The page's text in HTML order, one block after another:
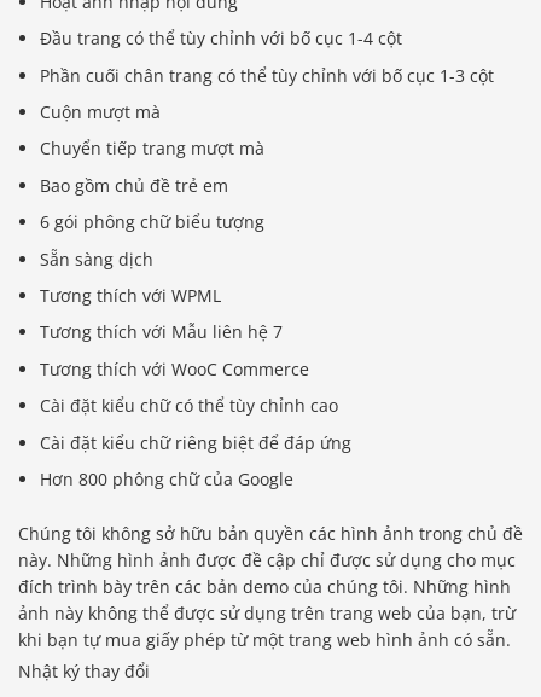
Đầu trang có thể tùy chỉnh với bố cục 1-4 cột
Phần cuối chân trang có thể tùy chỉnh với bố cục 1-3 cột
Cuộn mượt mà
Chuyển tiếp trang mượt mà
Bao gồm chủ đề trẻ em
6 gói phông chữ biểu tượng
Sẵn sàng dịch
Tương thích với WPML
Tương thích với Mẫu liên hệ 7
Tương thích với WooC Commerce
Cài đặt kiểu chữ có thể tùy chỉnh cao
Cài đặt kiểu chữ riêng biệt để đáp ứng
Hơn 800 phông chữ của Google
Chúng tôi không sở hữu bản quyền các hình ảnh trong chủ đề
này. Những hình ảnh được đề cập chỉ được sử dụng cho mục
đích trình bày trên các bản demo của chúng tôi. Những hình
ảnh này không thể được sử dụng trên trang web của bạn, trừ
khi bạn tự mua giấy phép từ một trang web hình ảnh có sẵn.
Nhật ký thay đổi